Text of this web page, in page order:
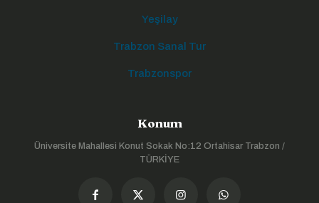
Yeşilay
Trabzon Sanal Tur
Trabzonspor
Konum
Üniversite Mahallesi Konut Sokak No:12 Ortahisar Trabzon /
TÜRKİYE